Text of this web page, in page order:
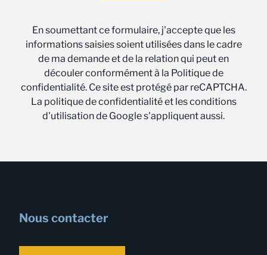
En soumettant ce formulaire, j'accepte que les
informations saisies soient utilisées dans le cadre
de ma demande et de la relation qui peut en
découler conformément à la Politique de
confidentialité. Ce site est protégé par reCAPTCHA.
La politique de confidentialité et les conditions
d'utilisation de Google s'appliquent aussi.
Nous contacter